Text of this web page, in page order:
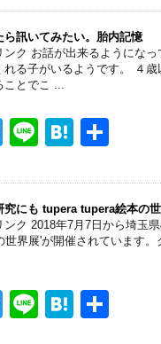
tt
er
e
e
n
a
ら訊いてみたい。胎内記憶
ンク お話が出来るようにな
れる子がいるようです。 ４
ことでこ ...
T
tt
er
Li
e
H
e
n
a
究にも tupera tupera絵本の
ンク 2018年7月7日から埼玉
世界展'が開催されています
T
Li
H